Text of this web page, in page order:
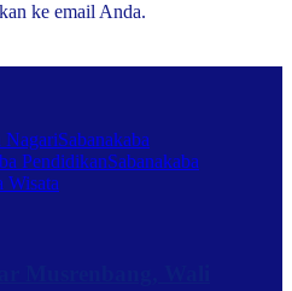
ke email Anda.
NagariSabanakaba
PendidikanSabanakaba
Wisata